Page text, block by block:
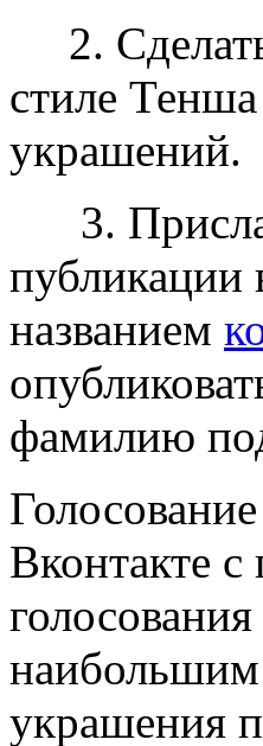
2.
стиле
украшений.
3.
публикации
названием
фамилию
Вконтакте
наибольшим
украшения